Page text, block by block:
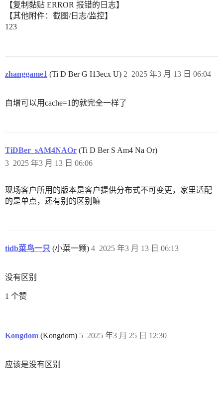
【复制黏贴 ERROR 报错的日志】
【其他附件：截图/日志/监控】
123
zhanggame1 (Ti D Ber G I13ecx U) 2025 年3 月 13 日 06:04
2
自增可以用cache=1的就完全一样了
TiDBer_sAM4NAOr (Ti D Ber S Am4 Na Or)
2025 年3 月 13 日 06:06
3
现场客户所用的版本是客户提供分布式不可变更，家里适配
的是单点，还有别的区别嘛
tidb菜鸟一只 (小菜一颗) 2025 年3 月 13 日 06:13
4
没有区别
1 个赞
Kongdom (Kongdom) 2025 年3 月 25 日 12:30
5
应该是没有区别